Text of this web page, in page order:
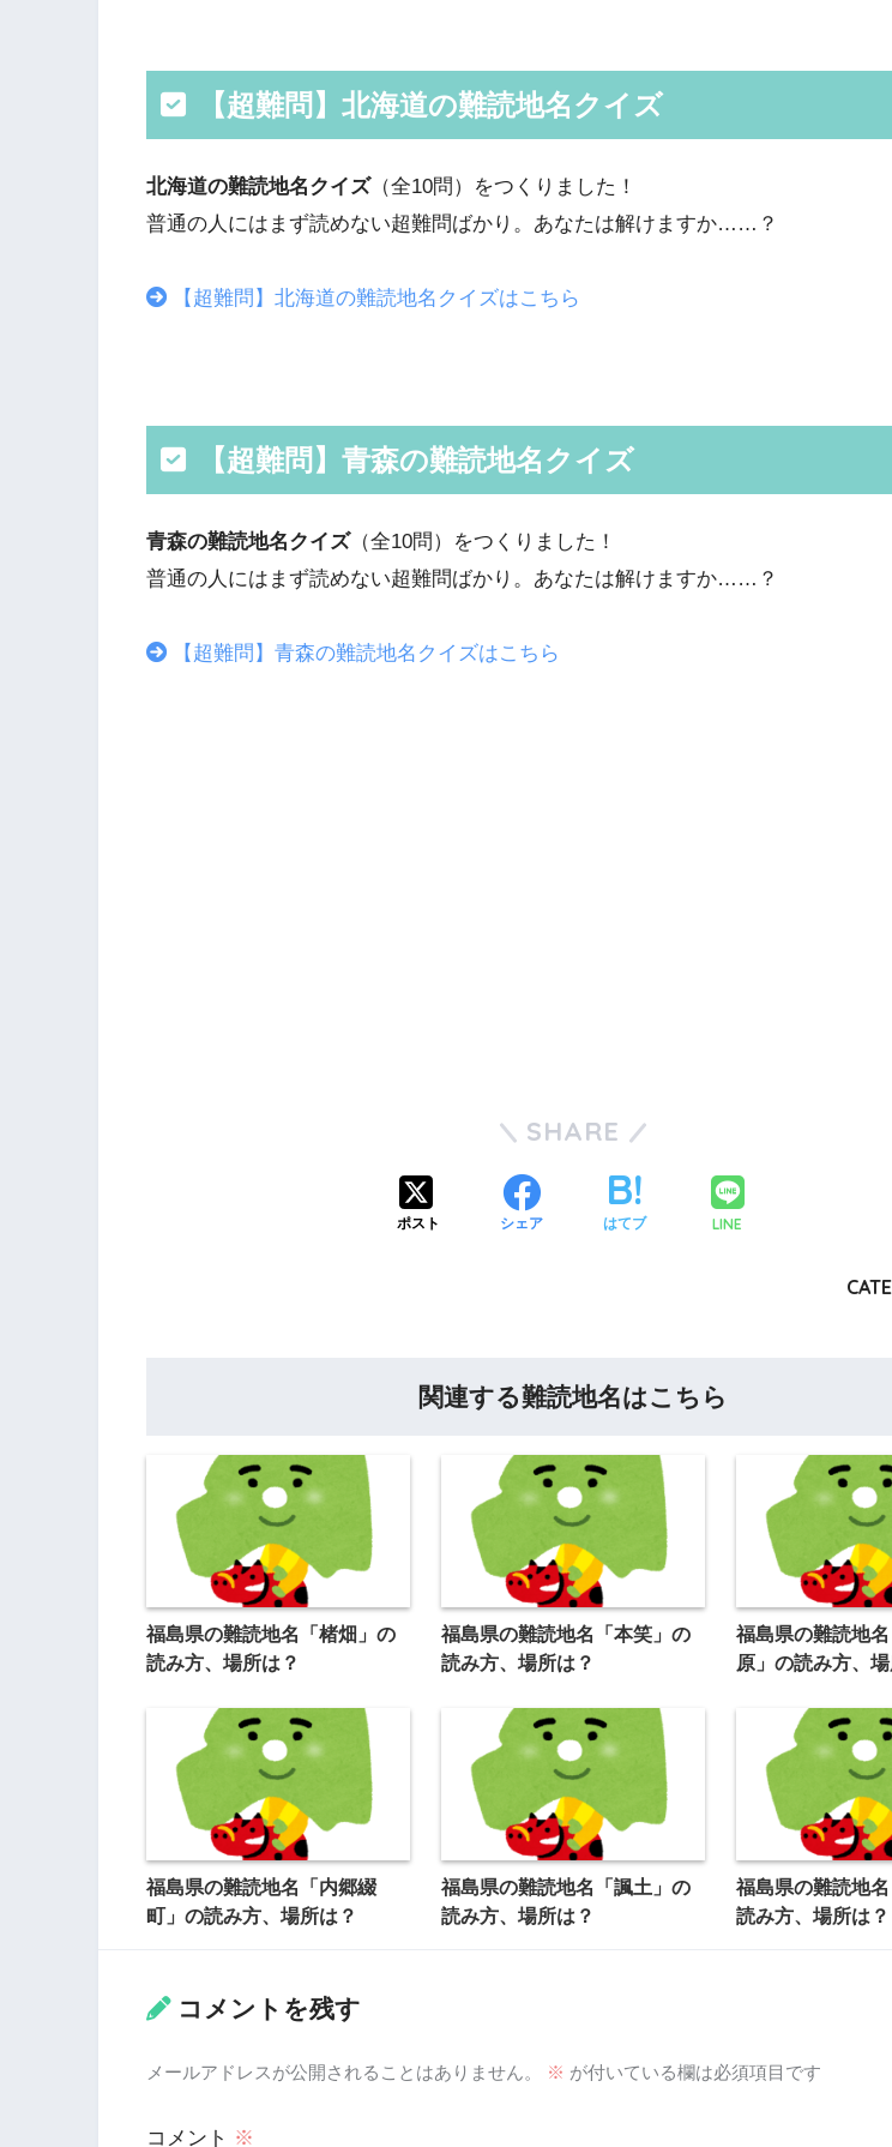
【超難問】北海道の難読地名クイズ
北海道の難読地名クイズ（全10問）をつくりました！
普通の人にはまず読めない超難問ばかり。あなたは解けますか……？
【超難問】北海道の難読地名クイズはこちら
【超難問】青森の難読地名クイズ
青森の難読地名クイズ（全10問）をつくりました！
普通の人にはまず読めない超難問ばかり。あなたは解けますか……？
【超難問】青森の難読地名クイズはこちら
SHARE
ポスト シェア はてブ LINE
関連する難読地名はこちら
福島県の難読地名「楮畑」の
読み方、場所は？
福島県の難読地名「本笑」の
読み方、場所は？
福島県の難読地
原」の読み方、
福島県の難読地名「内郷綴
町」の読み方、場所は？
福島県の難読地名「諷土」の
読み方、場所は？
福島県の難読地
読み方、場所は？
コメントを残す
メールアドレスが公開されることはありません。 ※ が付いている欄は必須項目です
コメント ※